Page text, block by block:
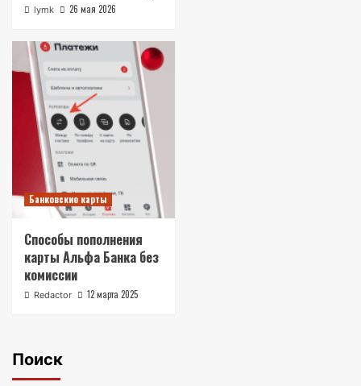
lymk 26 мая 2026
Банковские карты
Способы пополнения
карты Альфа Банка без
комиссии
Redactor 12 марта 2025
Поиск